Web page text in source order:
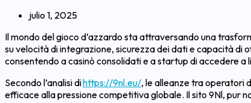
julio 1, 2025
Il mondo del gioco d’azzardo sta attraversando una
su velocità di integrazione, sicurezza dei dati e capacità di
consentendo a casinò consolidati e a startup di accedere
Secondo l’analisi dihttps://9nl.eu/, le alleanze tra operatori
efficace alla pressione competitiva globale. Il sito 9Nl, pur